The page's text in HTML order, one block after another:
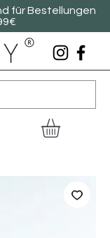
für Bestellungen